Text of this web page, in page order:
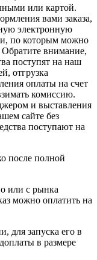
или картой.
вами заказа,
электронную
по которым можно
внимание,
поступят на наш
отгрузка
оплаты на счет
комиссию.
и выставления
сайте без
поступают на
после полной
или с рынка
можно оплатить на
для запуска его в
в размере